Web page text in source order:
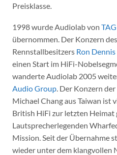
Preisklasse.
1998 wurde Audiolab von
übernommen. Der Konzern
Rennstallbesitzers Ron Dennis
einen Start im HiFi-
wanderte Audiolab 2005
Audio Group. Der Konzern
Michael Chang aus Taiwan ist
British HiFi zur letzten
Lautsprecherlegenden
Mission. Seit der Übernahme
wieder unter dem klangvollen